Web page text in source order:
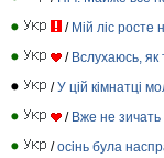
/ Мій ліс росте
/ Вслухаюсь, як
/У цій кімнатці
/ Вже не зичать
/осінь була